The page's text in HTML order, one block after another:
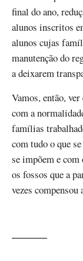
final do ano,
alunos inscritos
alunos cujas
manutenção do
a deixarem
Vamos, então,
com a
famílias
com tudo o que
se impõem e com
os fossos que a
vezes compensou